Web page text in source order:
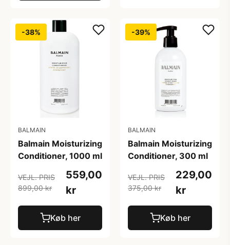
-38%
BALMAIN
Balmain Moisturizing
Conditioner, 1000 ml
VEJL. PRIS
899,00 kr
559,00
kr
Køb her
-39%
BALMAIN
Balmain Moisturizing
Conditioner, 300 ml
VEJL. PRIS
375,00 kr
229,00
kr
Køb her